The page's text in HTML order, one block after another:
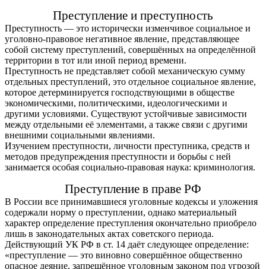
Преступление и преступность
Преступность — это исторически изменчивое социальное и
уголовно-правовое негативное явление, представляющее
собой систему преступлений, совершённых на определённой
территории в тот или иной период времени.
Преступность не представляет собой механическую сумму
отдельных преступлений, это отдельное социальное явление,
которое детерминируется господствующими в обществе
экономическими, политическими, идеологическими и
другими условиями. Существуют устойчивые зависимости
между отдельными её элементами, а также связи с другими
внешними социальными явлениями.
Изучением преступности, личности преступника, средств и
методов предупреждения преступности и борьбы с ней
занимается особая социально-правовая наука: криминология.
Преступление в праве РФ
В России все принимавшиеся уголовные кодексы и уложения
содержали норму о преступлении, однако материальный
характер определение преступления окончательно приобрело
лишь в законодательных актах советского периода.
Действующий УК РФ в ст. 14 даёт следующее определение:
«преступление — это виновно совершённое общественно
опасное деяние, запрещённое уголовным законом под угрозой